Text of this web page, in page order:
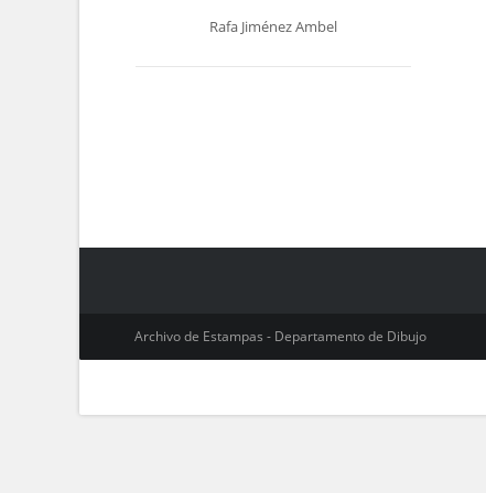
Rafa Jiménez Ambel
Archivo de Estampas - Departamento de Dibujo